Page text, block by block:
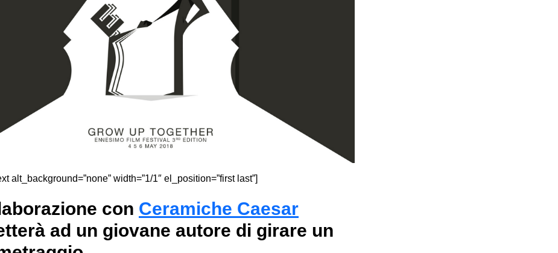
alt_background=”none” width=”1/1″ el_position=”first last”]
con Ceramiche Caesar
ad un giovane autore di girare un